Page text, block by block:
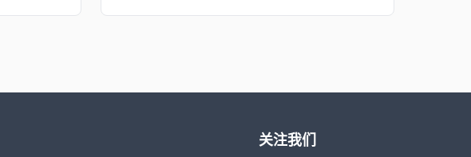
关注我们